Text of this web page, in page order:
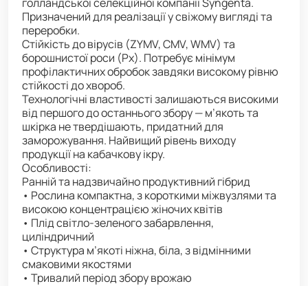
Призначений для реалізації у свіжому вигляді та
переробки.
Стійкість до вірусів (ZYMV, CMV, WMV) та
борошнистої роси (Px). Потребує мінімум
профілактичних обробок завдяки високому рівню
стійкості до хвороб.
Технологічні властивості залишаються високими
від першого до останнього збору — м’якоть та
шкірка не твердішають, придатний для
заморожування. Найвищий рівень виходу
продукції на кабачкову ікру.
Особливості:
Ранній та надзвичайно продуктивний гібрид
• Рослина компактна, з короткими міжвузлями та
високою концентрацією жіночих квітів
• Плід світло-зеленого забарвлення,
циліндричний
• Структура м’якоті ніжна, біла, з відмінними
смаковими якостями
• Тривалий період збору врожаю